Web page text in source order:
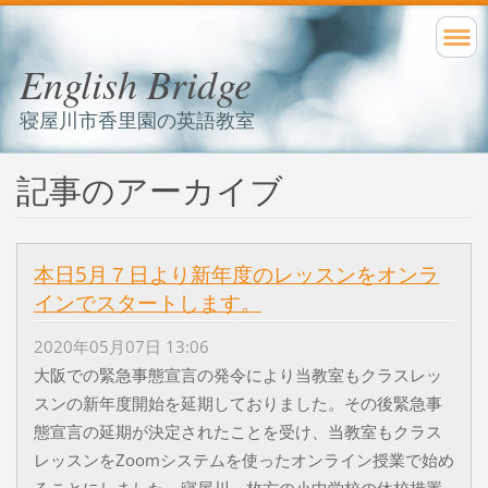
English Bridge
寝屋川市香里園の英語教室
記事のアーカイブ
本日5月７日より新年度のレッスンをオンラ
インでスタートします。
2020年05月07日 13:06
大阪での緊急事態宣言の発令により当教室もクラスレッ
スンの新年度開始を延期しておりました。その後緊急事
態宣言の延期が決定されたことを受け、当教室もクラス
レッスンをZoomシステムを使ったオンライン授業で始め